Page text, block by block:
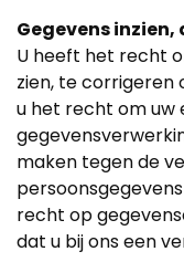
Gegevens
U heeft het recht
zien, te corrigeren
u het recht om uw
maken tegen de
recht op
dat u bij ons een